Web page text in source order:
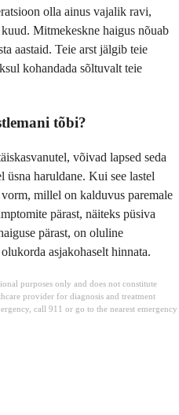
olla ainus vajalik ravi,
Mitmekeskne haigus nõuab
aastaid. Teie arst jälgib teie
kohandada sõltuvalt teie
tõbi?
võivad lapsed seda
üsna haruldane. Kui see lastel
millel on kalduvus paremale
pärast, näiteks püsiva
pärast, on oluline
asjakohaselt hinnata.
purposes only and does not constitute
provider for diagnosis and treatment
call 911 or go to the nearest emergency